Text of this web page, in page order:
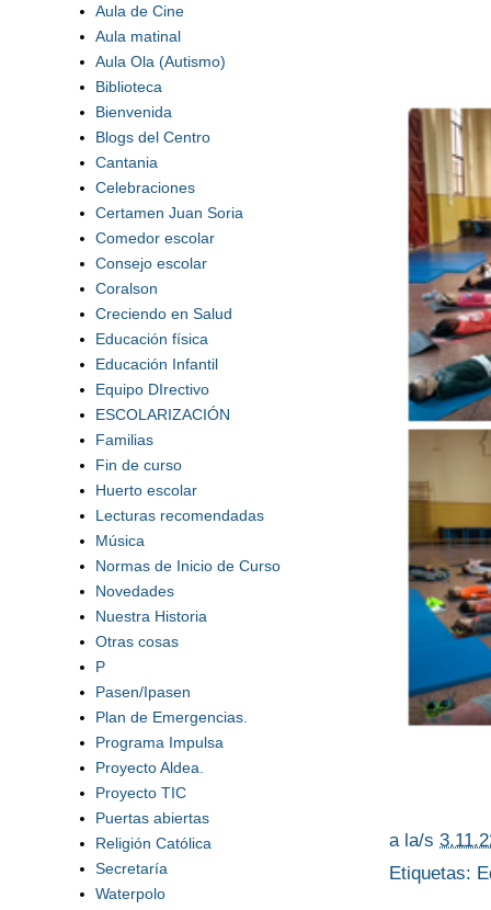
a la/s
Etiquetas:
Aula de Cine
Aula matinal
Aula Ola (Autismo)
Biblioteca
Bienvenida
Blogs del Centro
Cantania
Celebraciones
Certamen Juan Soria
Comedor escolar
Consejo escolar
Coralson
Creciendo en Salud
Educación física
Educación Infantil
Equipo DIrectivo
ESCOLARIZACIÓN
Familias
Fin de curso
Huerto escolar
Lecturas recomendadas
Música
Normas de Inicio de Curso
Novedades
Nuestra Historia
Otras cosas
P
Pasen/Ipasen
Plan de Emergencias.
Programa Impulsa
Proyecto Aldea.
Proyecto TIC
Puertas abiertas
Religión Católica
Secretaría
Waterpolo